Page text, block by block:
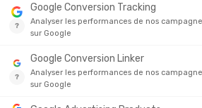
XPERIOR 70L
24/48H
ADIDAS
SAC DUEEFL TERREX